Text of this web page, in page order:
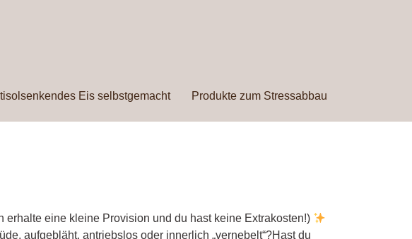
Eis selbstgemacht Produkte zum Stressabbau
eine kleine Provision und du hast keine Extrakosten!)
aufgebläht, antriebslos oder innerlich „vernebelt“?Hast du